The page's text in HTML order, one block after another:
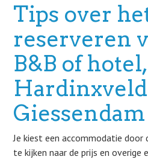
Tips over
reserveren
B&B of
Giessendam
Je kiest een accommodatie door
te kijken naar de prijs en overige